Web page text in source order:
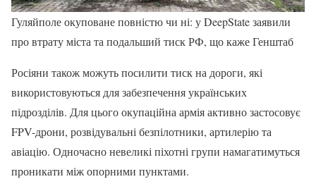
Гуляйполе окуповане повністю чи ні: у DeepState заявили
про втрату міста та подальший тиск РФ, що каже Генштаб
Росіяни також можуть посилити тиск на дороги, які
використовуються для забезпечення українських
підрозділів. Для цього окупаційна армія активно застосовує
FPV-дрони, розвідувальні безпілотники, артилерію та
авіацію. Одночасно невеликі піхотні групи намагатимуться
проникати між опорними пунктами.